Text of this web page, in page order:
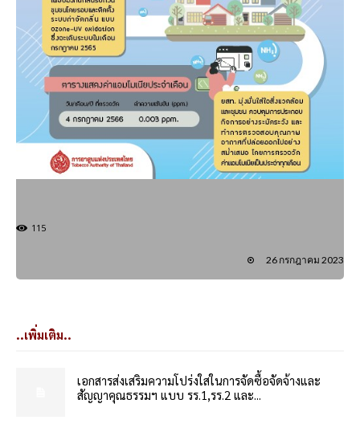
115
26 กรกฎาคม 2023
..เพิ่มเติม..
เอกสารส่งเสริมความโปร่งใสในการจัดซื้อจัดจ้างและ
สัญญาคุณธรรมฯ แบบ รร.1,รร.2 และ...